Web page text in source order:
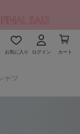
お気に入り ログイン カート
ャツ